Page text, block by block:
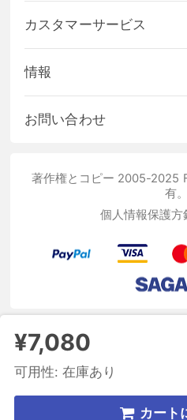
¥7,080
可用性: 在庫あり
カート
カスタマーサービス
情報
お問い合わせ
著作権とコピー 2005-2025
有。
個人情報保護方